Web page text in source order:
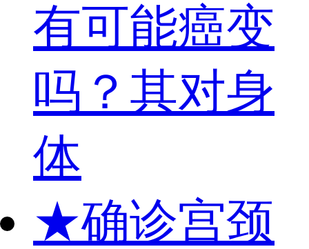
有可能癌变
吗？其对身
体
★确诊宫颈